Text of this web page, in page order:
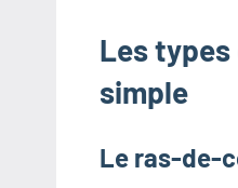
Les
simple
Le ras-de-